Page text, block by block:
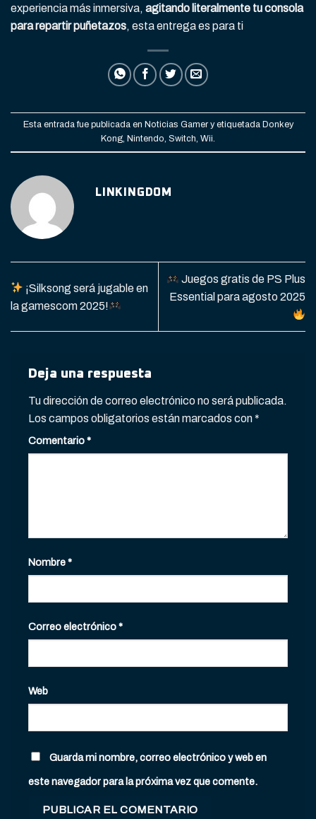
experiencia más inmersiva, agitando literalmente tu consola
para repartir puñetazos, esta entrega es para ti
Esta entrada fue publicada en Noticias Gamery etiquetada Donkey
Kong, Nintendo, Switch, Wii.
LINKINGDOM
¡Silksong será jugable en
la gamescom 2025!
Juegos gratis de PS Plus
Essential para agosto 2025
Deja una respuesta
Tu dirección de correo electrónico no será publicada.
Los campos obligatorios están marcados con*
Comentario*
Nombre*
Correo electrónico*
Web
Guarda mi nombre, correo electrónico y web en
este navegador para la próxima vez que comente.